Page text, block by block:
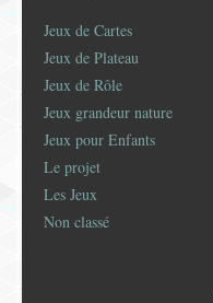
Jeux de Cartes
Jeux de Plateau
Jeux de Rôle
Jeux grandeur nature
Jeux pour Enfants
Le projet
Les Jeux
Non classé